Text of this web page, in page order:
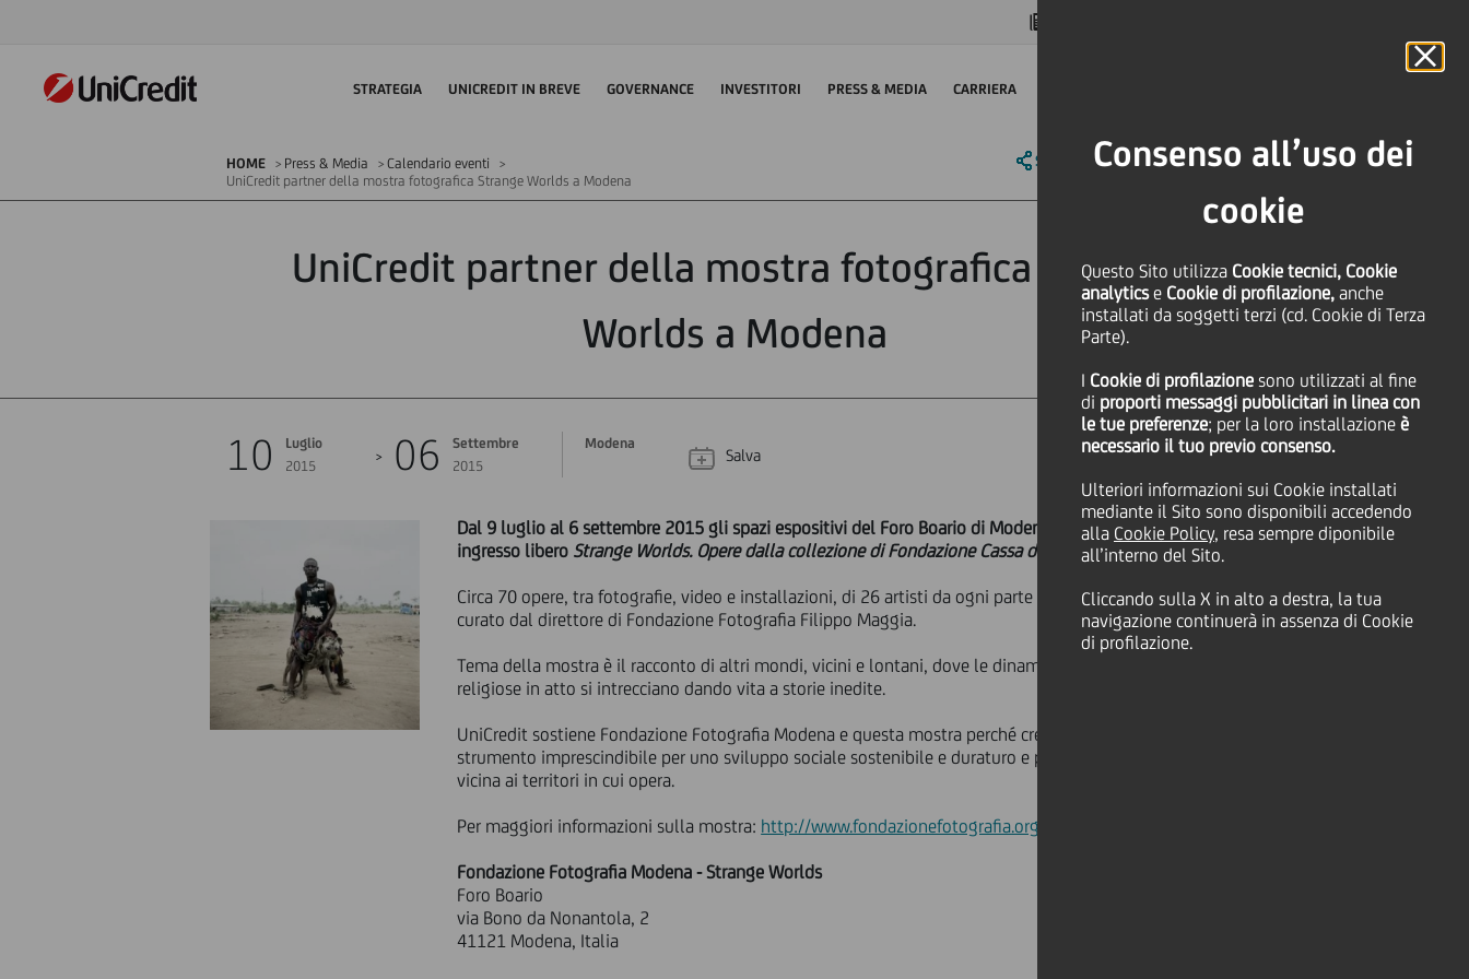
Consenso all’uso dei
cookie
Questo Sito utilizza Cookie tecnici, Cookie
analyticse Cookie di profilazione, anche
installati da soggetti terzi (cd. Cookie di Terza
Parte).
I Cookie di profilazione sono utilizzati al fine
di proporti messaggi pubblicitari in linea con
le tue preferenze; per la loro installazione è
necessario il tuo previo consenso.
Ulteriori informazioni sui Cookie installati
mediante il Sito sono disponibili accedendo
alla Cookie Policy, resa sempre diponibile
all’interno del Sito.
Cliccando sulla X in alto a destra, la tua
navigazione continuerà in assenza di Cookie
di profilazione.
STRATEGIA UNICREDIT IN BREVE GOVERNANCE INVESTITORI PRESS & MEDIA CARRIERA
HOME Press & Media
Calendario eventi
UniCredit partner della mostra fotografica Strange Worlds a Modena
SHARE PRINT SEND
UniCredit partner della mostra fotografica Strange
Worlds a Modena
10
Luglio
2015
06
Settembre
2015
Modena
Salva Cultura & società
Dal 9 luglio al 6 settembre 2015 gli spazi espositivi del Foro Boario di Modena ospiteranno la mostra a
ingresso libero Strange Worlds. Opere dalla collezione di Fondazione Cassa di risparmio di Modena.
Circa 70 opere, tra fotografie, video e installazioni, di 26 artisti da ogni parte del mondo in un percorso
curato dal direttore di Fondazione Fotografia Filippo Maggia.
Tema della mostra è il racconto di altri mondi, vicini e lontani, dove le dinamiche sociali, culturali,
religiose in atto si intrecciano dando vita a storie inedite.
UniCredit sostiene Fondazione Fotografia Modena e questa mostra perché crede che l'arte sia uno
strumento imprescindibile per uno sviluppo sociale sostenibile e duraturo e perché è un modo per essere
vicina ai territori in cui opera.
Per maggiori informazioni sulla mostra: http://www.fondazionefotografia.org/mostra/strange-worlds/
Fondazione Fotografia Modena - Strange Worlds
Foro Boario
via Bono da Nonantola, 2
41121 Modena, Italia